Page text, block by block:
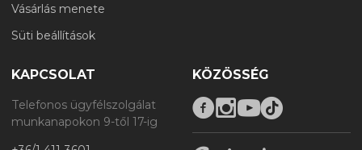
Vásárlás menete
Süti beállítások
KAPCSOLAT
Telefonos ügyfélszolgálat
munkanapokon 9-től 17-ig
KÖZÖSSÉG